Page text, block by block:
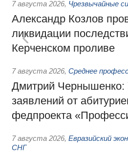
7 августа 2026, Чрезвычайные
Александр Козлов
ликвидации
Керченском проливе
7 августа 2026, Среднее
Дмитрий Чернышенко:
заявлений от
федпроекта
7 августа 2026, Евразийский
СНГ